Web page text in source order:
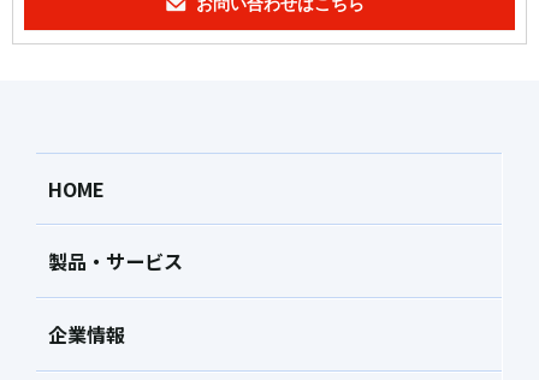
お問い合わせはこちら
HOME
製品・サービス
企業情報